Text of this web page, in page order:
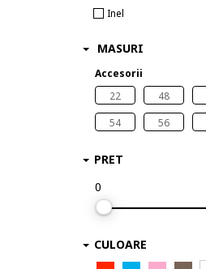
Inel
MASURI
Accesorii
22
48
54
56
PRET
0
CULOARE